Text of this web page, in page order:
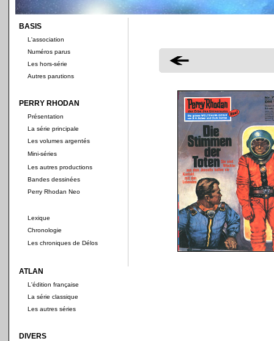
BASIS
L'association
Numéros parus
Les hors-série
Autres parutions
PERRY RHODAN
Présentation
La série principale
Les volumes argentés
Mini-séries
Les autres productions
Bandes dessinées
Perry Rhodan Neo
Lexique
Chronologie
Les chroniques de Délos
ATLAN
L'édition française
La série classique
Les autres séries
DIVERS